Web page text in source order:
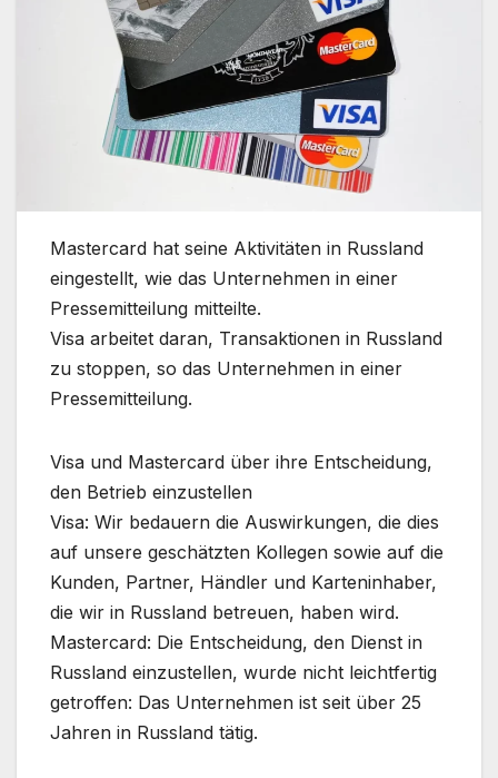
Mastercard hat seine Aktivitäten in Russland
eingestellt, wie das Unternehmen in einer
Pressemitteilung mitteilte.
Visa arbeitet daran, Transaktionen in Russland
zu stoppen, so das Unternehmen in einer
Pressemitteilung.
Visa und Mastercard über ihre Entscheidung,
den Betrieb einzustellen
Visa: Wir bedauern die Auswirkungen, die dies
auf unsere geschätzten Kollegen sowie auf die
Kunden, Partner, Händler und Karteninhaber,
die wir in Russland betreuen, haben wird.
Mastercard: Die Entscheidung, den Dienst in
Russland einzustellen, wurde nicht leichtfertig
getroffen: Das Unternehmen ist seit über 25
Jahren in Russland tätig.